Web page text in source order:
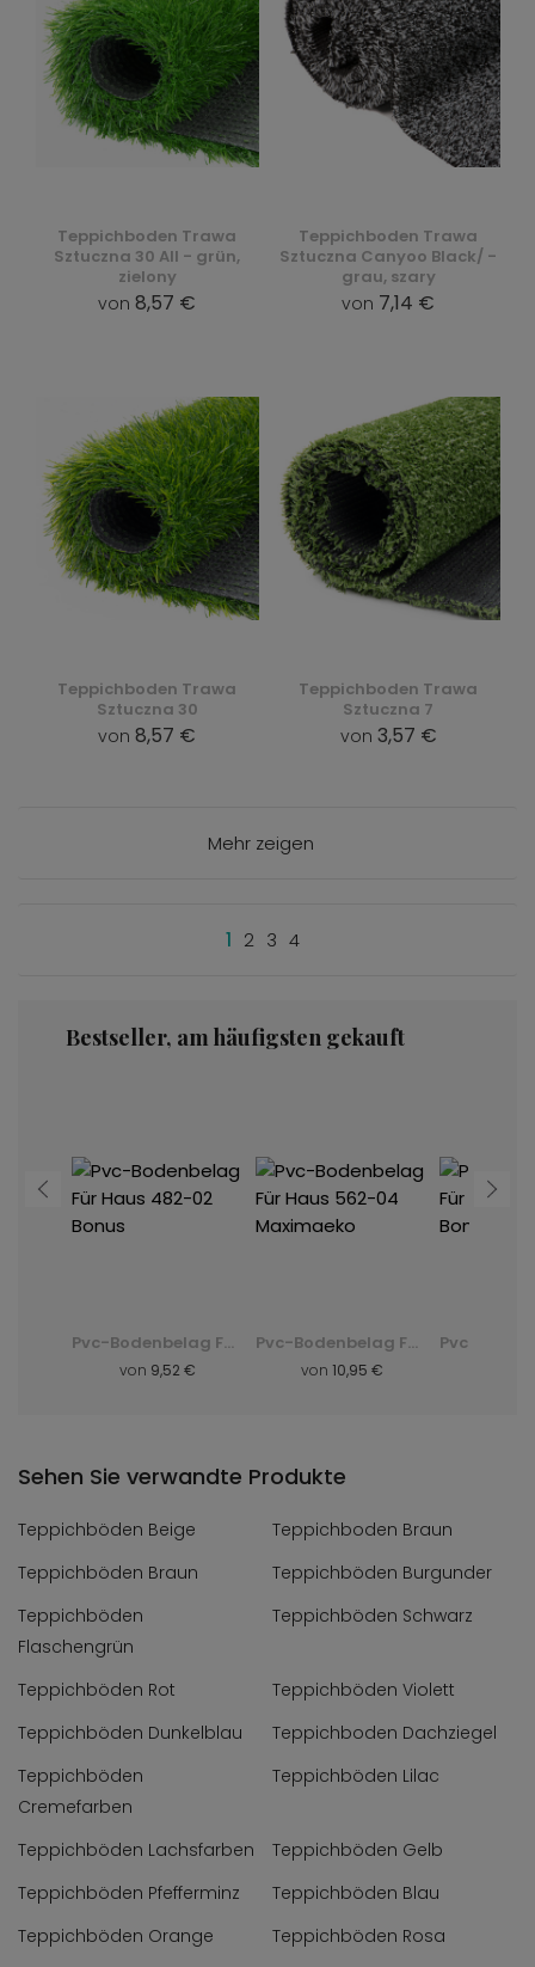
Teppichboden Trawa
Sztuczna 30 All - grün,
zielony
von 8,57 €
Teppichboden Trawa
Sztuczna Canyoo Black/ -
grau, szary
von 7,14 €
Teppichboden Trawa
Sztuczna 30
von 8,57 €
Teppichboden Trawa
Sztuczna 7
von 3,57 €
Mehr zeigen
1 2 3 4
Bestseller, am häufigsten gekauft
Pvc-Bodenbelag Für Haus 482-02 Bonus
von 9,52 €
Pvc-Bodenbelag Für Haus 562-04 Maximaeko
von 10,95 €
Sehen Sie verwandte Produkte
Teppichböden Beige
Teppichboden Braun
Teppichböden Braun
Teppichböden Burgunder
Teppichböden
Flaschengrün
Teppichböden Schwarz
Teppichböden Rot
Teppichböden Violett
Teppichböden Dunkelblau
Teppichboden Dachziegel
Teppichböden
Cremefarben
Teppichböden Lilac
Teppichböden Lachsfarben
Teppichböden Gelb
Teppichböden Pfefferminz
Teppichböden Blau
Teppichböden Orange
Teppichböden Rosa